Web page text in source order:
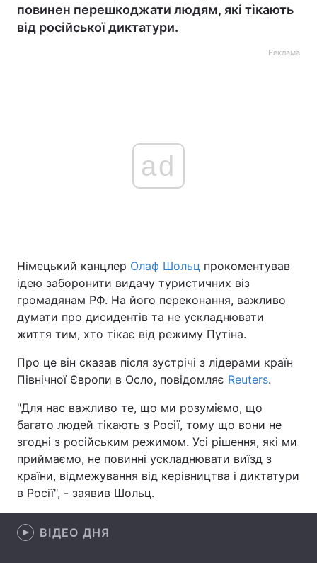
Україна Політика
Економіка Світ
Наука
Техно і зв'язок Лайт
Зброя Інциденти
Здоров'я Туризм
Погода
Екологія
Лонгріди
повинен перешкоджати людям, які тікають
від російської диктатури.
Реклама
ad
Німецький канцлер Олаф Шольц прокоментував
ідею заборонити видачу туристичних віз
громадянам РФ. На його переконання, важливо
думати про дисидентів та не ускладнювати
життя тим, хто тікає від режиму Путіна.
Про це він сказав після зустрічі з лідерами країн
Північної Європи в Осло, повідомляє Reuters.
"Для нас важливо те, що ми розуміємо, що
багато людей тікають з Росії, тому що вони не
згодні з російським режимом. Усі рішення, які ми
приймаємо, не повинні ускладнювати виїзд з
країни, відмежування від керівництва і диктатури
в Росії", - заявив Шольц.
ВІДЕО ДНЯ